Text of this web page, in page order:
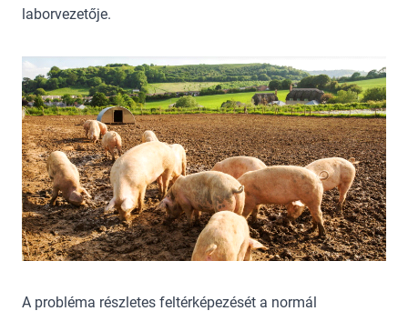
laborvezetője.
A probléma részletes feltérképezését a normál